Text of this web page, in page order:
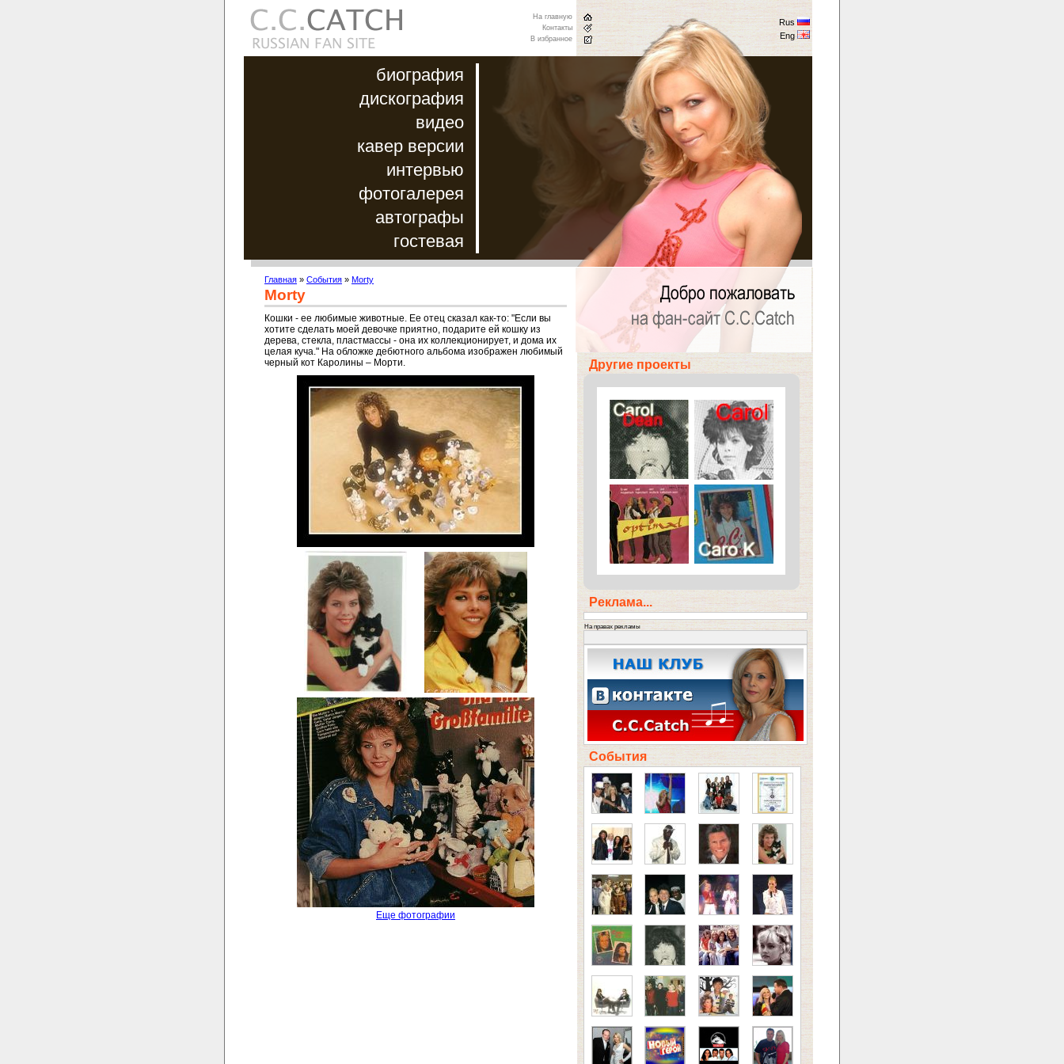
биография
дискография
видео
кавер версии
интервью
фотогалерея
автографы
гостевая
На главную
Контакты
В избранное
Rus
Eng
Главная » События » Morty
Morty
Кошки - ее любимые животные. Ее отец сказал как-то: "Если вы
хотите сделать моей девочке приятно, подарите ей кошку из
дерева, стекла, пластмассы - она их коллекционирует, и дома их
целая куча." На обложке дебютного альбома изображен любимый
черный кот Каролины – Морти.
Еще фотографии
Другие проекты
Реклама...
На правах рекламы
События